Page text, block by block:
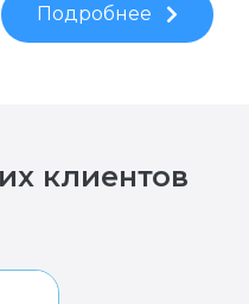
Подробнее
клиентов